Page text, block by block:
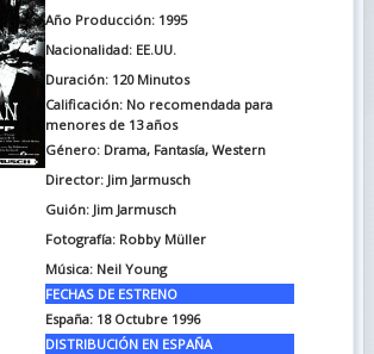
Año Producción: 1995
Nacionalidad: EE.UU.
Duración: 120 Minutos
Calificación: No recomendada para
menores de 13 años
Género: Drama, Fantasía, Western
Director: Jim Jarmusch
Guión: Jim Jarmusch
Fotografía: Robby Müller
Música: Neil Young
FECHAS DE ESTRENO
España: 18 Octubre 1996
DISTRIBUCIÓN EN ESPAÑA